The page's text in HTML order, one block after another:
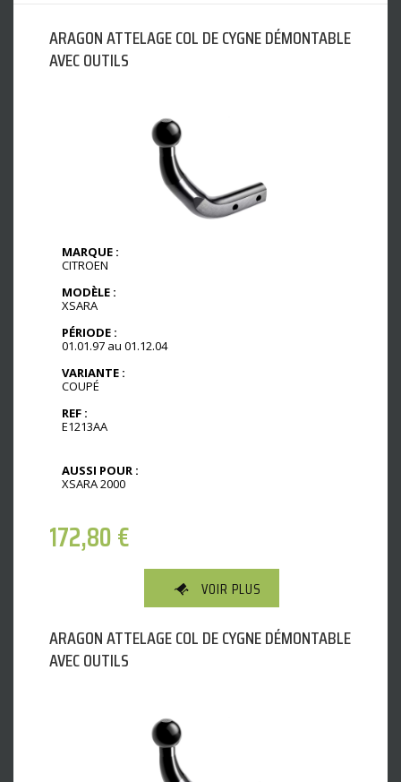
ARAGON ATTELAGE COL DE CYGNE DÉMONTABLE
AVEC OUTILS
MARQUE :
CITROEN
MODÈLE :
XSARA
PÉRIODE :
01.01.97 au 01.12.04
VARIANTE :
COUPÉ
REF :
E1213AA
AUSSI POUR :
XSARA 2000
172,80€
VOIR PLUS
ARAGON ATTELAGE COL DE CYGNE DÉMONTABLE
AVEC OUTILS